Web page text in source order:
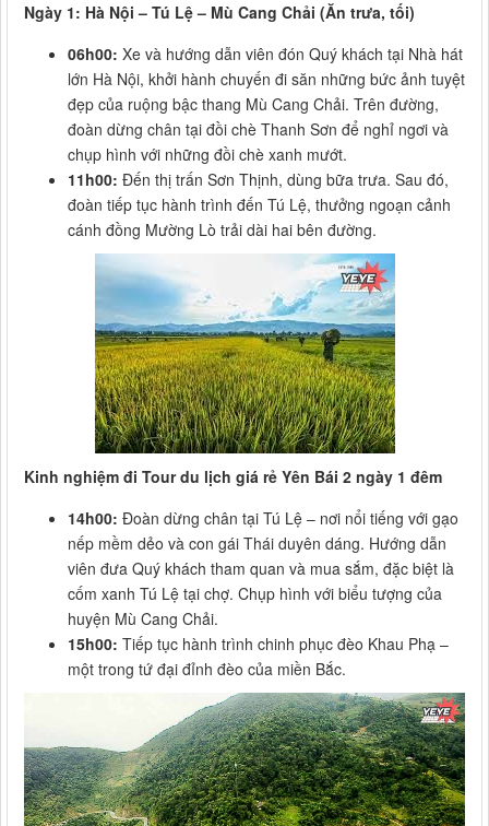
Ngày 1: Hà Nội – Tú Lệ – Mù Cang Chải (Ăn trưa, tối)
06h00: Xe và hướng dẫn viên đón Quý khách tại Nhà hát
lớn Hà Nội, khởi hành chuyến đi săn những bức ảnh tuyệt
đẹp của ruộng bậc thang Mù Cang Chải. Trên đường,
đoàn dừng chân tại đồi chè Thanh Sơn để nghỉ ngơi và
chụp hình với những đồi chè xanh mướt.
11h00: Đến thị trấn Sơn Thịnh, dùng bữa trưa. Sau đó,
đoàn tiếp tục hành trình đến Tú Lệ, thưởng ngoạn cảnh
cánh đồng Mường Lò trải dài hai bên đường.
Kinh nghiệm đi Tour du lịch giá rẻ Yên Bái 2 ngày 1 đêm
14h00: Đoàn dừng chân tại Tú Lệ – nơi nổi tiếng với gạo
nếp mềm dẻo và con gái Thái duyên dáng. Hướng dẫn
viên đưa Quý khách tham quan và mua sắm, đặc biệt là
cốm xanh Tú Lệ tại chợ. Chụp hình với biểu tượng của
huyện Mù Cang Chải.
15h00: Tiếp tục hành trình chinh phục đèo Khau Phạ –
một trong tứ đại đỉnh đèo của miền Bắc.